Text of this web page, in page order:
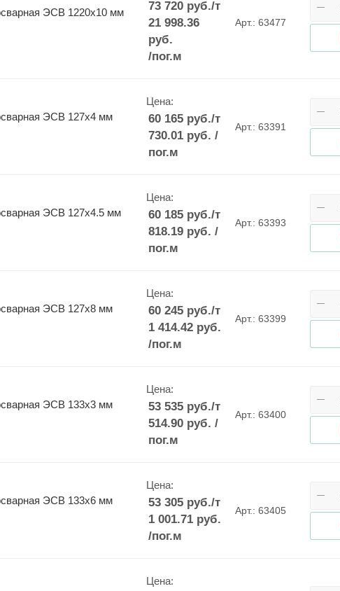
ЭСВ 1220х10 мм
73 720руб./т
21 998.36
руб.
/пог.м
Арт.: 63477
ЭСВ 127х4 мм
Цена:
60 165руб./т
730.01 руб. /
пог.м
Арт.: 63391
ЭСВ 127х4.5 мм
Цена:
60 185руб./т
818.19 руб. /
пог.м
Арт.: 63393
ЭСВ 127х8 мм
Цена:
60 245руб./т
1 414.42 руб.
/пог.м
Арт.: 63399
ЭСВ 133х3 мм
Цена:
53 535руб./т
514.90 руб. /
пог.м
Арт.: 63400
ЭСВ 133х6 мм
Цена:
53 305руб./т
1 001.71 руб.
/пог.м
Арт.: 63405
Цена: